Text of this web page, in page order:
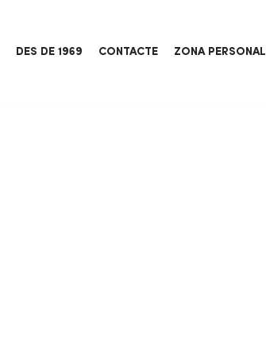
DES DE 1969 CONTACTE ZONA PERSONAL